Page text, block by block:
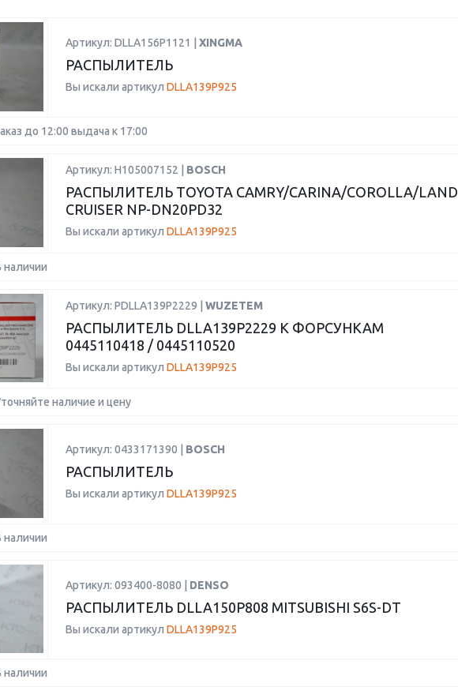
Артикул: DLLA156P1121 | XINGMA
РАСПЫЛИТЕЛЬ
Вы искали артикул DLLA139P925
до 12:00 выдача к 17:00
Артикул: H105007152 | BOSCH
РАСПЫЛИТЕЛЬ TOYOTA CAMRY/CARINA/COROLLA/LAND
CRUISER NP-DN20PD32
Вы искали артикул DLLA139P925
наличии
Артикул: PDLLA139P2229 | WUZETEM
РАСПЫЛИТЕЛЬ DLLA139P2229 К ФОРСУНКАМ
0445110418 / 0445110520
Вы искали артикул DLLA139P925
наличие и цену
Артикул: 0433171390 | BOSCH
РАСПЫЛИТЕЛЬ
Вы искали артикул DLLA139P925
наличии
Артикул: 093400-8080 | DENSO
РАСПЫЛИТЕЛЬ DLLA150P808 MITSUBISHI S6S-DT
Вы искали артикул DLLA139P925
наличии